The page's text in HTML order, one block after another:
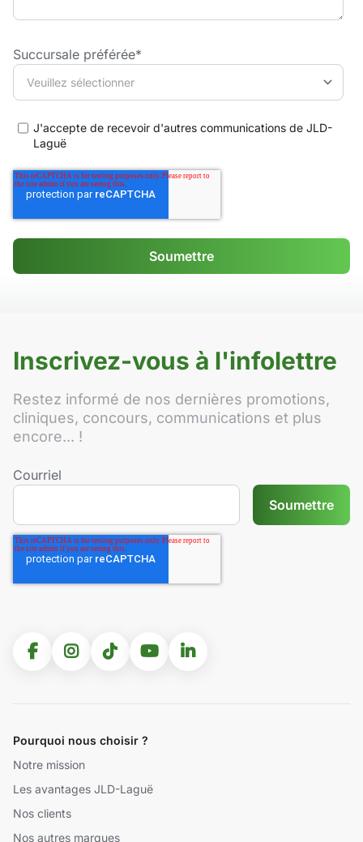
Succursale préférée*
J'accepte de recevoir d'autres communications de JLD-
Laguë
Inscrivez-vous à l'infolettre
Restez informé de nos dernières promotions,
cliniques, concours, communications et plus
encore... !
Courriel
Pourquoi nous choisir ?
Notre mission
Les avantages JLD-Laguë
Nos clients
Nos autres marques